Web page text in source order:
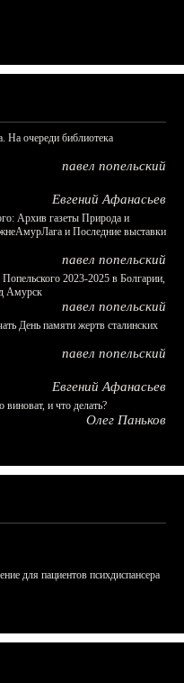
На очереди библиотека
павел попельский
Евгений Афанасьев
Архив газеты Природа и
и Последние выставки
павел попельский
2023-2025 в Болгарии,
Амурск
павел попельский
День памяти жертв сталинских
павел попельский
Евгений Афанасьев
и что делать?
Олег Паньков
для пациентов психдиспансера